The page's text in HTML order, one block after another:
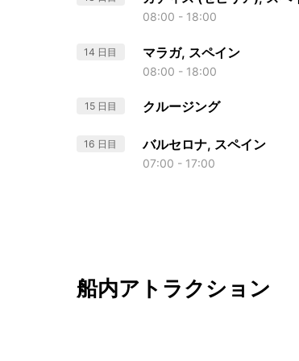
08:00 - 18:00
14 日目 マラガ, スペイン
08:00 - 18:00
15 日目 クルージング
16 日目 バルセロナ, スペイン
07:00 - 17:00
船内アトラクション